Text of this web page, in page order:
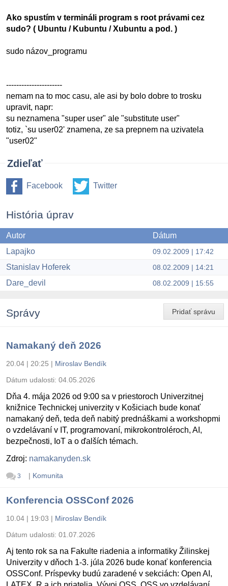
Ako spustím v termináli program s root právami cez
sudo? ( Ubuntu / Kubuntu / Xubuntu a pod. )
sudo názov_programu
----------------------
nemam na to moc casu, ale asi by bolo dobre to trosku
upravit, napr:
su neznamena "super user" ale "substitute user"
totiz, `su user02' znamena, ze sa prepnem na uzivatela
"user02"
Zdieľať
Facebook Twitter
História úprav
Autor
Dátum
Lapajko
09.02.2009 | 17:42
Stanislav Hoferek 08.02.2009 | 14:21
Dare_devil 08.02.2009 | 15:55
Pridať správu
Správy
Namakaný deň 2026
20.04 | 20:25 | Miroslav Bendík
Dátum udalosti: 04.05.2026
Dňa 4. mája 2026 od 9:00 sa v priestoroch Univerzitnej
knižnice Technickej univerzity v Košiciach bude konať
namakaný deň, teda deň nabitý prednáškami a workshopmi
o vzdelávaní v IT, programovaní, mikrokontroléroch, AI,
bezpečnosti, IoT a o ďalších témach.
Zdroj: namakanyden.sk
3 | Komunita
Konferencia OSSConf 2026
10.04 | 19:03 | Miroslav Bendík
Dátum udalosti: 01.07.2026
Aj tento rok sa na Fakulte riadenia a informatiky Žilinskej
Univerzity v dňoch 1-3. júla 2026 bude konať konferencia
OSSConf. Príspevky budú zaradené v sekciách: Open AI,